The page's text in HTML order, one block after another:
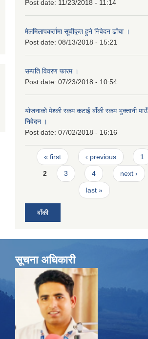
Post date: 11/23/2018 - 11:14
मेलमिलापकर्तामा सूचीकृत हुने निवेदन ढाँचा ।
Post date: 08/13/2018 - 15:21
सम्पति विवरण फारम ।
Post date: 07/23/2018 - 10:54
योजनाको पेश्की रकम कटाई बाँकी रकम भुक्तानी पाउँ
निवेदन ।
Post date: 07/02/2018 - 16:16
Pages
« first ‹ previous 1
2 3 4 next ›
last »
बाँकी
सूचना अधिकारी